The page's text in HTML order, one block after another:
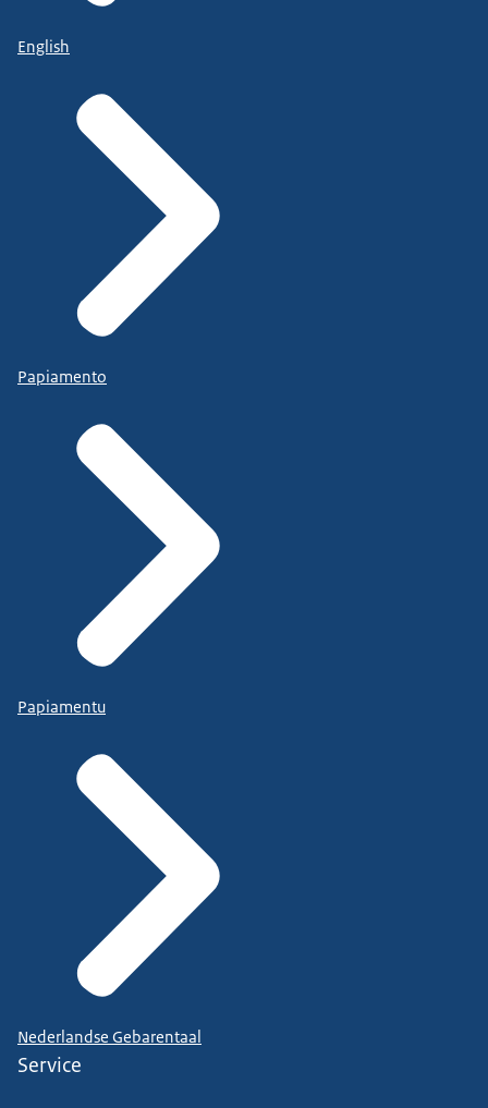
English
Papiamento
Papiamentu
Nederlandse Gebarentaal
Service